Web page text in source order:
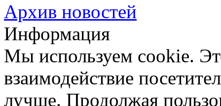
Архив новостей
Информация
Мы используем cookie.
взаимодействие
лучше. Продолжая